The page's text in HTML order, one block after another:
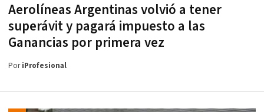
Aerolíneas Argentinas volvió a tener
superávit y pagará impuesto a las
Ganancias por primera vez
PoriProfesional